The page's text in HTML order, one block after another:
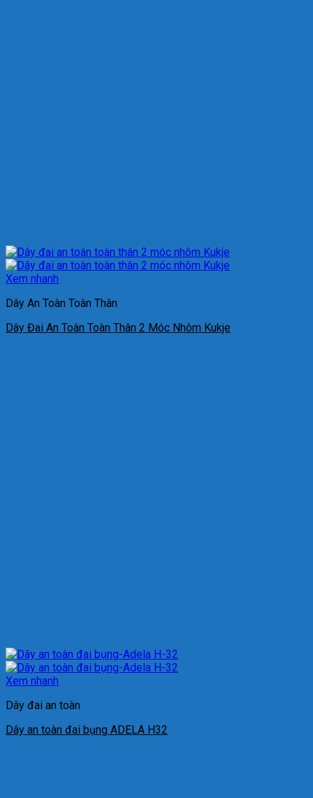
Xem nhanh
Dây An Toàn Toàn Thân
Dây Đai An Toàn Toàn Thân 2 Móc Nhôm Kukje
Xem nhanh
Dây đai an toàn
Dây an toàn đai bụng ADELA H32